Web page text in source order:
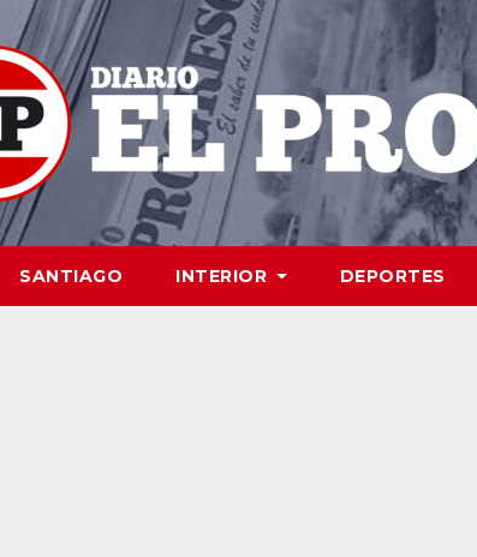
SANTIAGO INTERIOR DEPORTES